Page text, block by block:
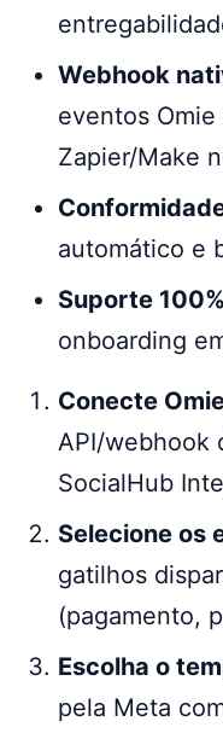
Webhook
eventos
Zapier/Make
automático e
Suporte
onboarding
Conecte
API/webhook
SocialHub
Selecione os
gatilhos
(pagamento,
Escolha o
pela Meta